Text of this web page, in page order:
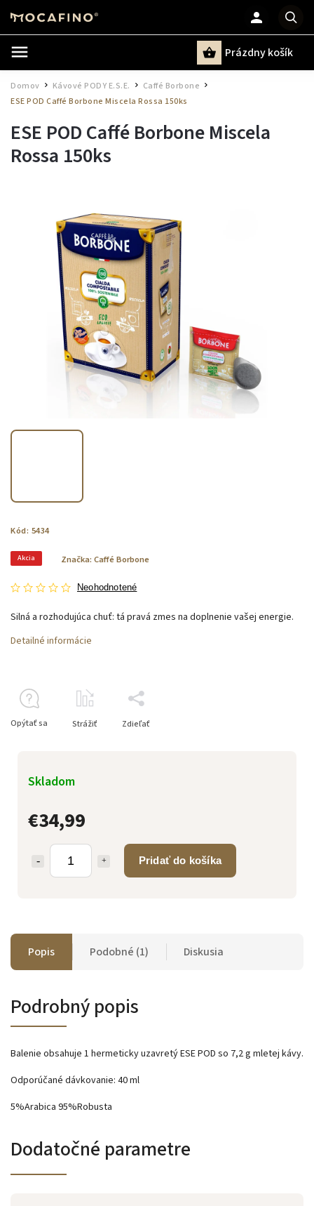
Prázdny košík
Domov Kávové PODY E.S.E. Caffé Borbone /
ESE POD Caffé Borbone Miscela Rossa 150ks
ESE POD Caffé Borbone Miscela
Rossa 150ks
Kód: 5434
Akcia
Neohodnotené
Značka: Caffé Borbone
€34,99
Pridať do košíka
Skladom
Silná a rozhodujúca chuť: tá pravá zmes na doplnenie vašej energie.
Detailné informácie
Opýtať sa Strážiť Zdieľať
Popis Podobné (1) Diskusia
Podrobný popis
Balenie obsahuje 1 hermeticky uzavretý ESE POD so 7,2 g mletej kávy.
Odporúčané dávkovanie: 40 ml
5%Arabica 95%Robusta
Dodatočné parametre